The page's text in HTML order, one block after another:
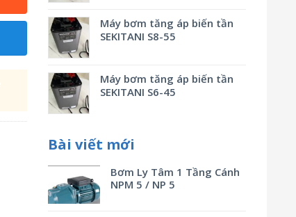
Máy bơm tăng áp biến tần
SEKITANI S8-55
Máy bơm tăng áp biến tần
SEKITANI S6-45
Bài viết mới
Bơm Ly Tâm 1 Tầng Cánh
NPM 5 / NP 5